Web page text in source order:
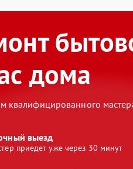
дома
квалифицированного
выезд
приедет уже через 30 минут